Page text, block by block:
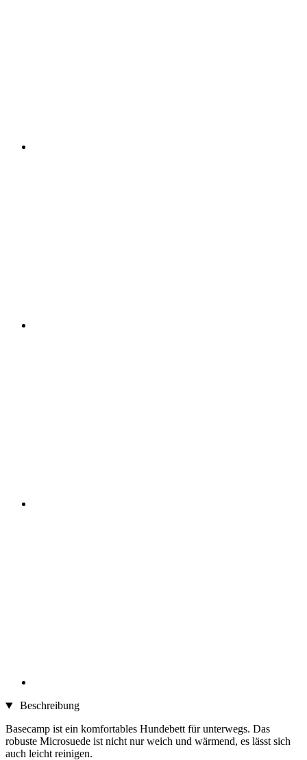
Beschreibung
Basecamp ist ein komfortables Hundebett für unterwegs. Das
robuste Microsuede ist nicht nur weich und wärmend, es lässt sich
auch leicht reinigen.